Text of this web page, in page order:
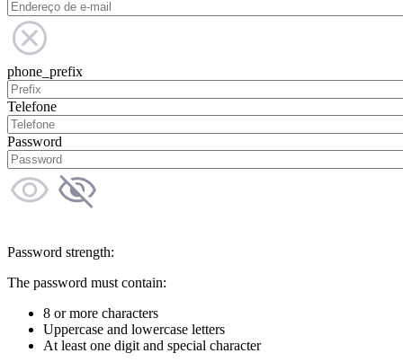
phone_prefix
Telefone
Password
Password strength:
The password must contain:
8 or more characters
Uppercase and lowercase letters
At least one digit and special character